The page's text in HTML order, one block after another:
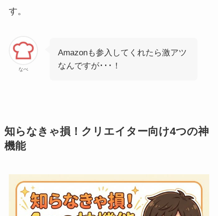
す。
なべ
Amazonも参入してくれたら激アツ
なんですが･･･！
知らなきゃ損！クリエイター向け4つの神
機能